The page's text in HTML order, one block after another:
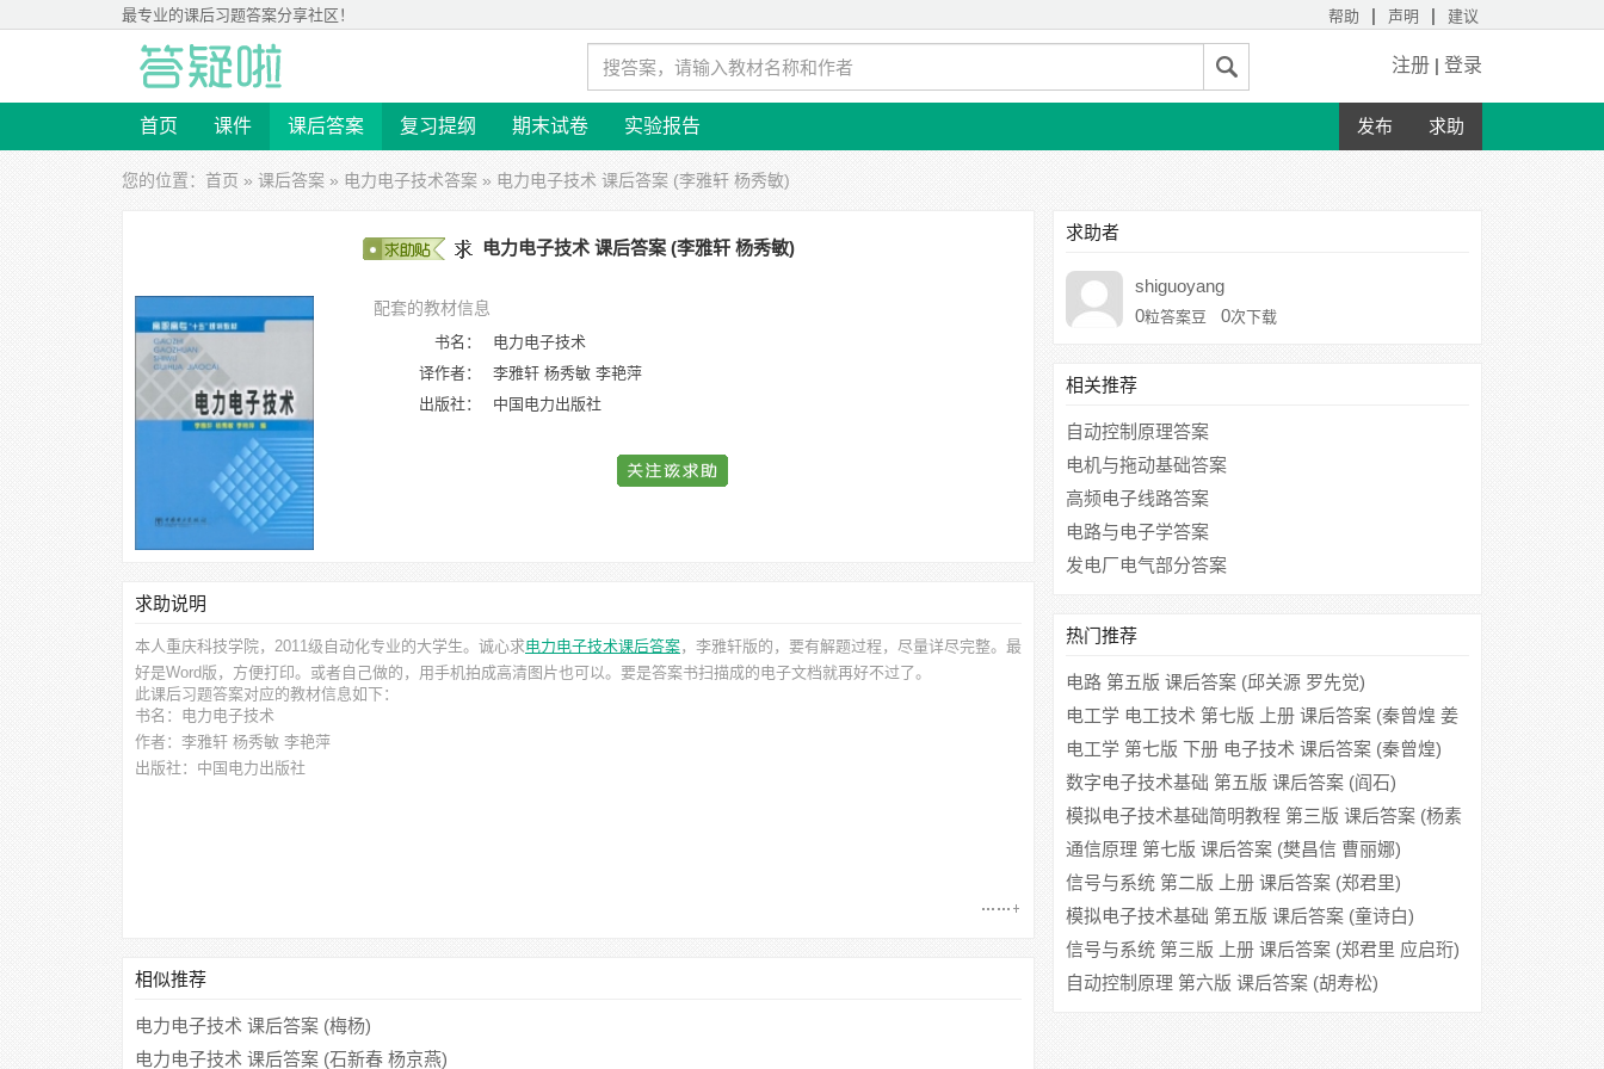
最专业的课后习题答案分享社区！ 帮助 | 声明 | 建议
注册 | 登录
首页 课件 课后答案 复习提纲 期末试卷 实验报告 发布 求助
您的位置： 首页 » 课后答案 » 电力电子技术答案 » 电力电子技术 课后答案 (李雅轩 杨秀敏)
电力电子技术 课后答案 (李雅轩 杨秀敏)
配套的教材信息
书名：
电力电子技术
译作者：
李雅轩 杨秀敏 李艳萍
出版社：
中国电力出版社
求助说明
本人重庆科技学院，2011级自动化专业的大学生。诚心求电力电子技术课后答案，李雅轩版的，要有解题过程，尽量详尽完整。最
好是Word版，方便打印。或者自己做的，用手机拍成高清图片也可以。要是答案书扫描成的电子文档就再好不过了。
此课后习题答案对应的教材信息如下：
书名：电力电子技术
作者：李雅轩 杨秀敏 李艳萍
出版社：中国电力出版社
相似推荐
电力电子技术 课后答案 (梅杨)
电力电子技术 课后答案 (石新春 杨京燕)
求助者
shiguoyang
0粒答案豆 0次下载
相关推荐
自动控制原理答案
电机与拖动基础答案
高频电子线路答案
电路与电子学答案
发电厂电气部分答案
热门推荐
电路 第五版 课后答案 (邱关源 罗先觉)
电工学 电工技术 第七版 上册 课后答案 (秦曾煌 姜
三勇)
电工学 第七版 下册 电子技术 课后答案 (秦曾煌)
数字电子技术基础 第五版 课后答案 (阎石)
模拟电子技术基础简明教程 第三版 课后答案 (杨素
行)
通信原理 第七版 课后答案 (樊昌信 曹丽娜)
信号与系统 第二版 上册 课后答案 (郑君里)
模拟电子技术基础 第五版 课后答案 (童诗白)
信号与系统 第三版 上册 课后答案 (郑君里 应启珩)
自动控制原理 第六版 课后答案 (胡寿松)